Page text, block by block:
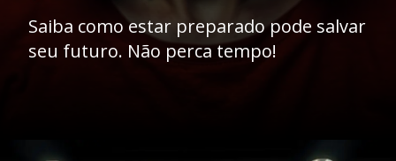
Saiba como estar preparado pode salvar
seu futuro. Não perca tempo!